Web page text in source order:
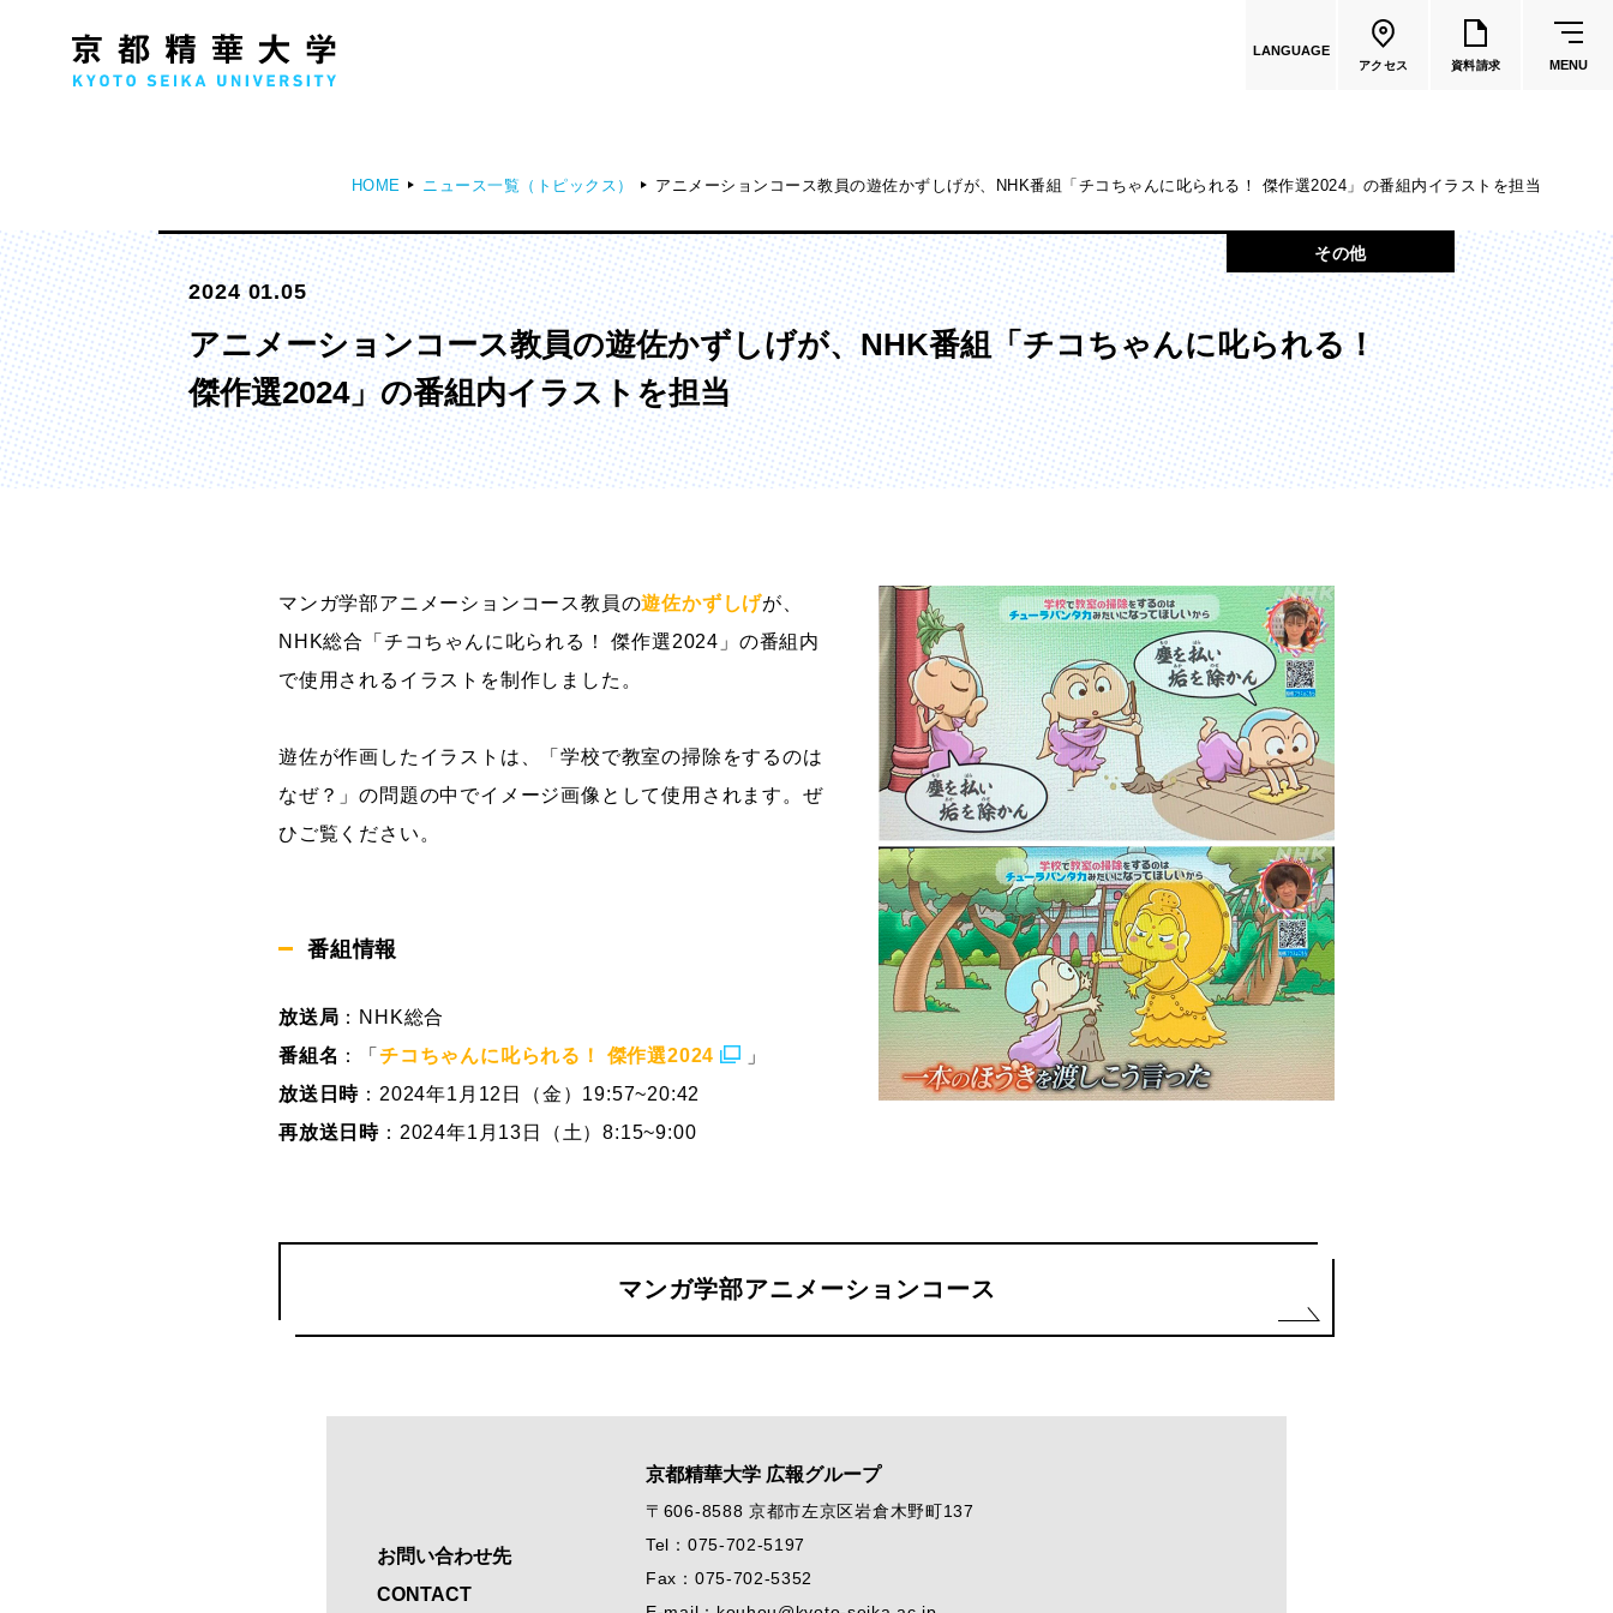
LANGUAGE
アクセス 資料請求 MENU
人文学部
歴史コース
文学コース
社会コース
国際文化コース
国際日本学コース
メディア表現学部
メディア表現学科
芸術学部
造形学科
デジタルクリエイションコース
イラスト学科
プロダクトデザイン学科
新世代マンガコース
キャラクターデザインコース
アニメーションコース
デザイン研究科
マンガ研究科
人文学研究科
共通教育
教員一覧
国際文化学部
（2026年度募集停止）
カートゥーンコース
創造情報学部
（仮称・構想中／2028年
度開設予定）
HOME ニュース一覧（トピックス） アニメーションコース教員の遊佐かずしげが、NHK番組「チコちゃんに叱られる！ 傑作選2024」の番組内イラストを担当
その他
2024 01.05
アニメーションコース教員の遊佐かずしげが、NHK番組「チコちゃんに叱られる！
傑作選2024」の番組内イラストを担当
マンガ学部アニメーションコース教員の遊佐かずしげが、
NHK総合「チコちゃんに叱られる！ 傑作選2024」の番組内
で使用されるイラストを制作しました。
遊佐が作画したイラストは、「学校で教室の掃除をするのは
なぜ？」の問題の中でイメージ画像として使用されます。ぜ
ひご覧ください。
番組情報
放送局 ：NHK総合
番組名 ：「チコちゃんに叱られる！ 傑作選2024
」
放送日時 ：2024年1月12日（金）19:57~20:42
再放送日時 ：2024年1月13日（土）8:15~9:00
マンガ学部アニメーションコース
お問い合わせ先
CONTACT
京都精華大学 広報グループ
〒606-8588 京都市左京区岩倉木野町137
Tel：075-702-5197
Fax：075-702-5352